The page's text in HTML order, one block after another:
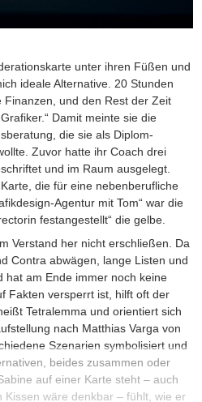
unter ihren Füßen und
ideale Alternative. 20 Stunden
und den Rest der Zeit
Damit meinte sie die
die sie als Diplom-
Zuvor hatte ihr Coach drei
und im Raum ausgelegt.
die für eine nebenberufliche
Agentur mit Tom“ war die
festangestellt“ die gelbe.
Verstand her nicht erschließen. Da
Contra abwägen, lange Listen und
hat am Ende immer noch keine
Fakten versperrt ist, hilft oft der
Tetralemma und orientiert sich
nach Matthias Varga von
Szenarien symbolisiert und
beides zusammen oder
auf einer Karte steht – auch
Kissen wäre denkbar – fühlt, wie er